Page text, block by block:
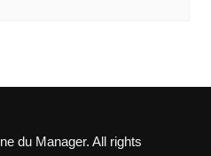
du Manager. All rights